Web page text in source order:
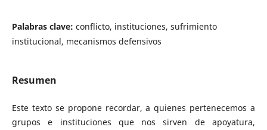
Palabras clave: conflicto, instituciones, sufrimiento
institucional, mecanismos defensivos
Resumen
Este texto se propone recordar, a quienes pertenecemos a
grupos e instituciones que nos sirven de apoyatura,